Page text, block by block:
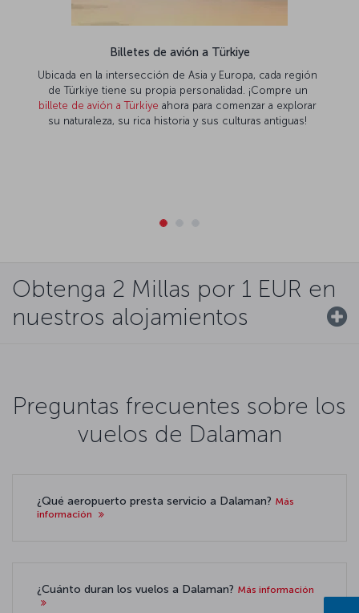
Billetes de avión a Türkiye
Ubicada en la intersección de Asia y Europa, cada región
de Türkiye tiene su propia personalidad. ¡Compre un
billete de avión a Türkiye ahora para comenzar a explorar
su naturaleza, su rica historia y sus culturas antiguas!
Obtenga 2 Millas por 1 EUR en
nuestros alojamientos
Preguntas frecuentes sobre los
vuelos de Dalaman
¿Qué aeropuerto presta servicio a Dalaman? Más
información
¿Cuánto duran los vuelos a Dalaman? Más información